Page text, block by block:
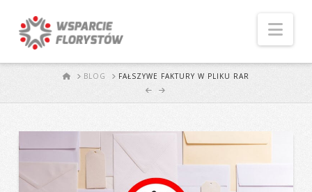
STARTBLOG FAŁSZYWE FAKTURY W PLIKU RAR